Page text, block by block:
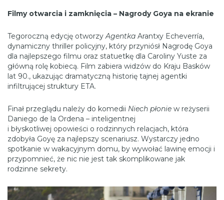
Filmy otwarcia i zamknięcia – Nagrody Goya na ekranie
Tegoroczną edycję otworzy Agentka Arantxy Echeverría,
dynamiczny thriller policyjny, który przyniósł Nagrodę Goya
dla najlepszego filmu oraz statuetkę dla Caroliny Yuste za
główną rolę kobiecą. Film zabiera widzów do Kraju Basków
lat 90., ukazując dramatyczną historię tajnej agentki
infiltrującej struktury ETA.
Finał przeglądu należy do komedii Niech płonie w reżyserii
Daniego de la Ordena – inteligentnej
i błyskotliwej opowieści o rodzinnych relacjach, która
zdobyła Goyę za najlepszy scenariusz. Wystarczy jedno
spotkanie w wakacyjnym domu, by wywołać lawinę emocji i
przypomnieć, że nic nie jest tak skomplikowane jak
rodzinne sekrety.